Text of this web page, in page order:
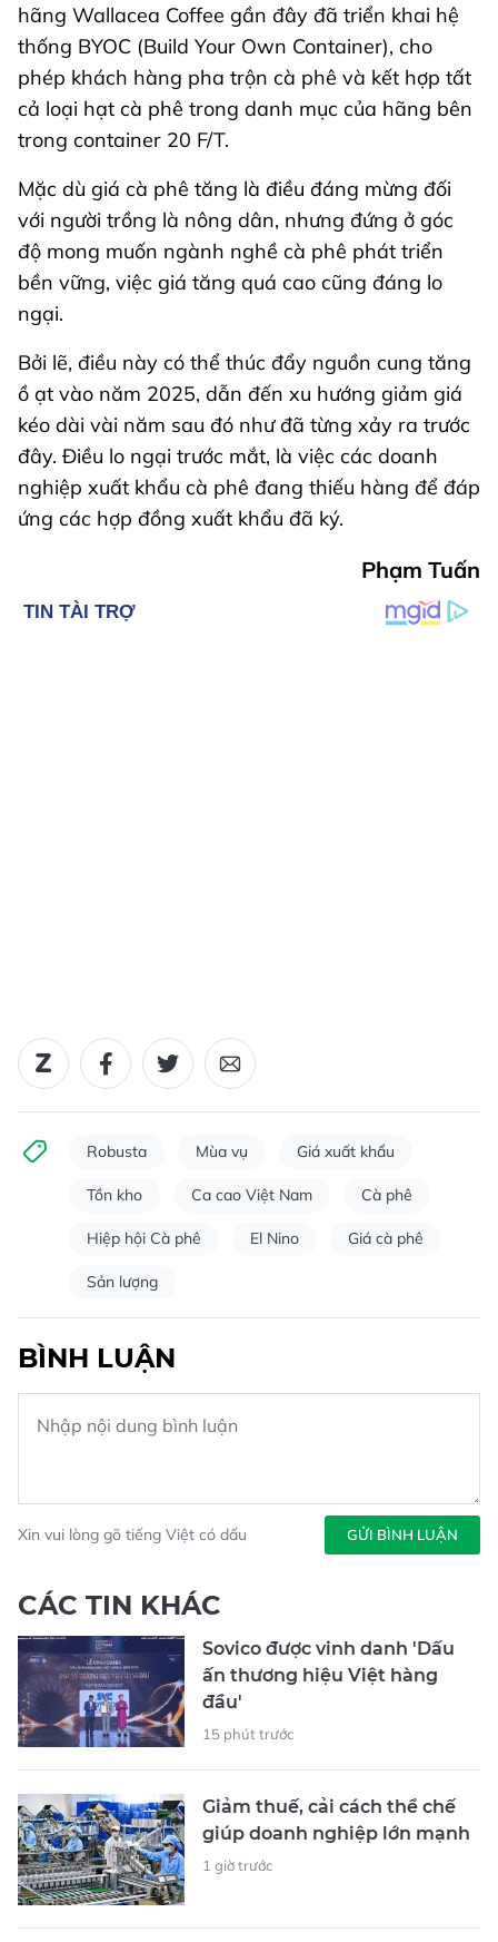
hãng Wallacea Coffee gần đây đã triển khai hệ
thống BYOC (Build Your Own Container), cho
phép khách hàng pha trộn cà phê và kết hợp tất
cả loại hạt cà phê trong danh mục của hãng bên
trong container 20 F/T.
Mặc dù giá cà phê tăng là điều đáng mừng đối
với người trồng là nông dân, nhưng đứng ở góc
độ mong muốn ngành nghề cà phê phát triển
bền vững, việc giá tăng quá cao cũng đáng lo
ngại.
Bởi lẽ, điều này có thể thúc đẩy nguồn cung tăng
ồ ạt vào năm 2025, dẫn đến xu hướng giảm giá
kéo dài vài năm sau đó như đã từng xảy ra trước
đây. Điều lo ngại trước mắt, là việc các doanh
nghiệp xuất khẩu cà phê đang thiếu hàng để đáp
ứng các hợp đồng xuất khẩu đã ký.
Phạm Tuấn
Robusta Mùa vụ Giá xuất khẩu
Tồn kho Ca cao Việt Nam Cà phê
Hiệp hội Cà phê El Nino Giá cà phê
Sản lượng
BÌNH LUẬN
Xin vui lòng gõ tiếng Việt có dấu GỬI BÌNH LUẬN
CÁC TIN KHÁC
Sovico được vinh danh 'Dấu
ấn thương hiệu Việt hàng
đầu'
15 phút trước
Giảm thuế, cải cách thể chế
giúp doanh nghiệp lớn mạnh
1 giờ trước